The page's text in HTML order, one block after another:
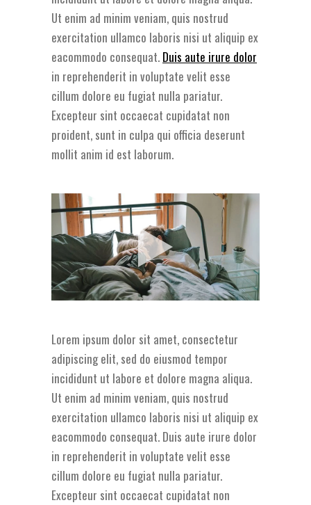
Ut enim ad minim veniam, quis nostrud
exercitation ullamco laboris nisi ut aliquip ex
eacommodo consequat. Duis aute irure dolor
in reprehenderit in voluptate velit esse
cillum dolore eu fugiat nulla pariatur.
Excepteur sint occaecat cupidatat non
proident, sunt in culpa qui officia deserunt
mollit anim id est laborum.
Lorem ipsum dolor sit amet, consectetur
adipiscing elit, sed do eiusmod tempor
incididunt ut labore et dolore magna aliqua.
Ut enim ad minim veniam, quis nostrud
exercitation ullamco laboris nisi ut aliquip ex
eacommodo consequat. Duis aute irure dolor
in reprehenderit in voluptate velit esse
cillum dolore eu fugiat nulla pariatur.
Excepteur sint occaecat cupidatat non